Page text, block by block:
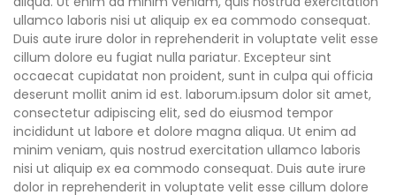
ullamco laboris nisi ut aliquip ex ea commodo consequat.
Duis aute irure dolor in reprehenderit in voluptate velit esse
cillum dolore eu fugiat nulla pariatur. Excepteur sint
occaecat cupidatat non proident, sunt in culpa qui officia
deserunt mollit anim id est. laborum.ipsum dolor sit amet,
consectetur adipiscing elit, sed do eiusmod tempor
incididunt ut labore et dolore magna aliqua. Ut enim ad
minim veniam, quis nostrud exercitation ullamco laboris
nisi ut aliquip ex ea commodo consequat. Duis aute irure
dolor in reprehenderit in voluptate velit esse cillum dolore